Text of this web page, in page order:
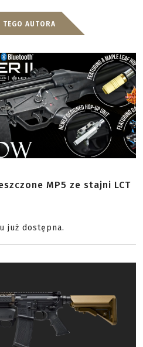
TEGO AUTORA
MP5 ze stajni LCT
już dostępna.